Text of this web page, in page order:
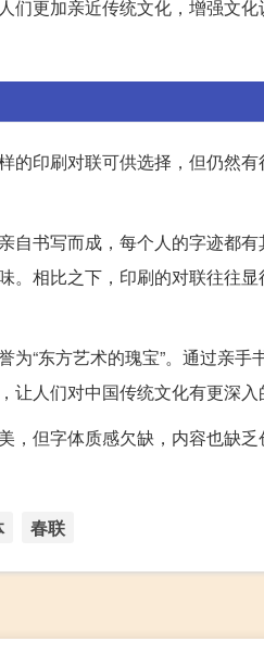
更加亲近传统文化，增强文化
的印刷对联可供选择，但仍然
书写而成，每个人的字迹都有
。相比之下，印刷的对联往往
“东方艺术的瑰宝”。通过亲手
人们对中国传统文化有更深入
，但字体质感欠缺，内容也缺
春联